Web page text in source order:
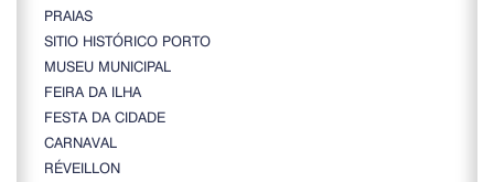
PRAIAS
SITIO HISTÓRICO PORTO
MUSEU MUNICIPAL
FEIRA DA ILHA
FESTA DA CIDADE
CARNAVAL
RÉVEILLON